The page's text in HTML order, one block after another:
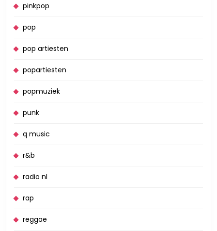
pinkpop
pop
pop artiesten
popartiesten
popmuziek
punk
q music
r&b
radio nl
rap
reggae